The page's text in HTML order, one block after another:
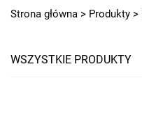
Strona główna > Produkty >
WSZYSTKIE PRODUKTY